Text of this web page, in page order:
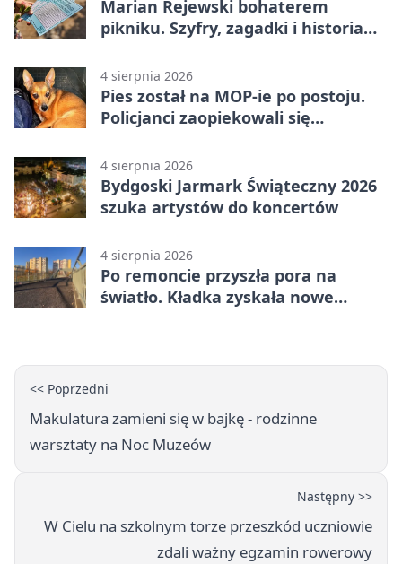
Marian Rejewski bohaterem
pikniku. Szyfry, zagadki i historia
4 sierpnia 2026
Pies został na MOP-ie po postoju.
Policjanci zaopiekowali się
4 sierpnia 2026
Bydgoski Jarmark Świąteczny 2026
szuka artystów do koncertów
4 sierpnia 2026
Po remoncie przyszła pora na
światło. Kładka zyskała nowe
<< Poprzedni
Makulatura zamieni się w bajkę - rodzinne
warsztaty na Noc Muzeów
Następny >>
W Cielu na szkolnym torze przeszkód uczniowie
zdali ważny egzamin rowerowy